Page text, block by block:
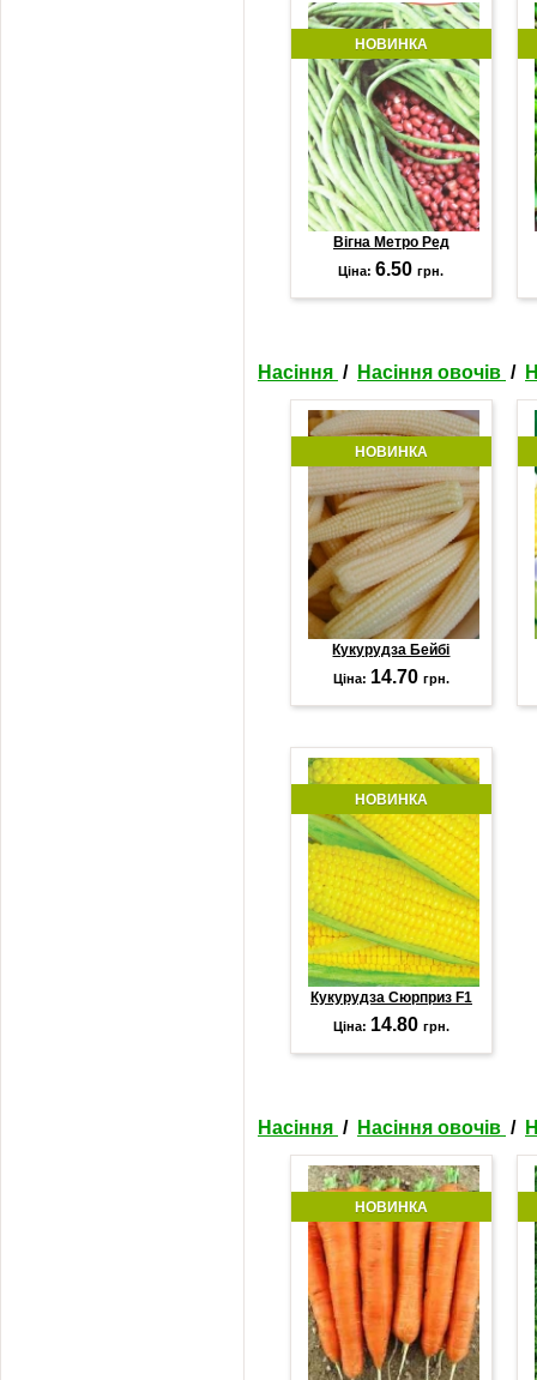
НОВИНКА
Вігна Метро Ред
Ціна:6.50грн.
Насіння / Насіння овочів /
НОВИНКА
Кукурудза Бейбі
Ціна: 14.70 грн.
НОВИНКА
Кукурудза Сюрприз F1
Ціна: 14.80 грн.
Насіння / Насіння овочів /
НОВИНКА